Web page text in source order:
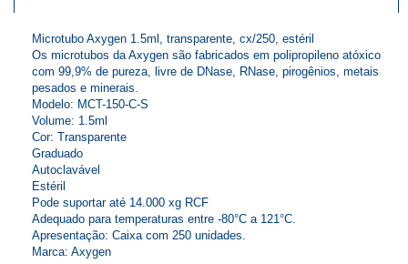
Microtubo Axygen 1.5ml, transparente, cx/250, estéril
Os microtubos da Axygen são fabricados em polipropileno atóxico
com 99,9% de pureza, livre de DNase, RNase, pirogênios, metais
pesados e minerais.
Modelo: MCT-150-C-S
Volume: 1.5ml
Cor: Transparente
Graduado
Autoclavável
Estéril
Pode suportar até 14.000 xg RCF
Adequado para temperaturas entre -80°C a 121°C.
Apresentação: Caixa com 250 unidades.
Marca: Axygen